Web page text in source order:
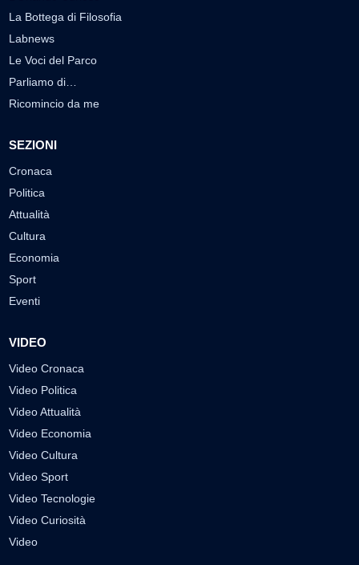
La Bottega di Filosofia
Labnews
Le Voci del Parco
Parliamo di…
Ricomincio da me
SEZIONI
Cronaca
Politica
Attualità
Cultura
Economia
Sport
Eventi
VIDEO
Video Cronaca
Video Politica
Video Attualità
Video Economia
Video Cultura
Video Sport
Video Tecnologie
Video Curiosità
Video